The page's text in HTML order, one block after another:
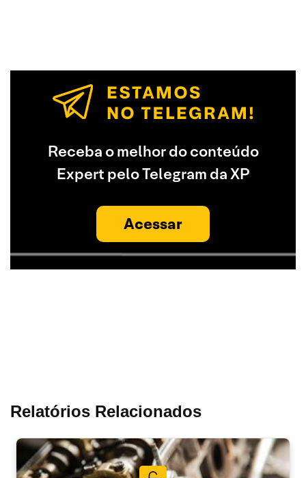
Receba o melhor do conteúdo
Expert pelo Telegram da XP
Acessar
Relatórios Relacionados